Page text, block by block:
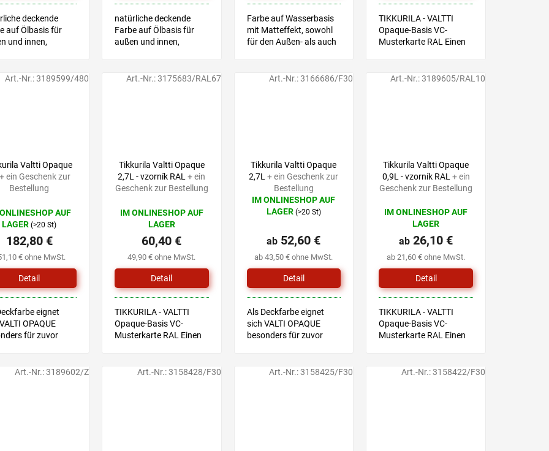
deckende
auf Ölbasis für
und innen,
natürliche deckende
Farbe auf Ölbasis für
außen und innen,
Farbe auf Wasserbasis
mit Matteffekt, sowohl
für den Außen- als auch
TIKKURILA - VALTTI
Opaque-Basis VC-
Musterkarte RAL Einen
anschließend wählen Sie
Valtti Opaque
+ ein Geschenk zur
Bestellung
AUF
LAGER(>20 St)
€ ohne MwSt.
182,80 €
Detail
eignet
OPAQUE
für zuvor
oder Beizen,
Art.-Nr.:3189599/480
Tikkurila Valtti Opaque
2,7L - vzorník RAL+ ein
Geschenk zur Bestellung
IM ONLINESHOP AUF
LAGER
49,90 € ohne MwSt.
60,40 €
Detail
TIKKURILA - VALTTI
Opaque-Basis VC-
Musterkarte RAL Einen
anschließend wählen Sie
Art.-Nr.:3175683/RAL67
Tikkurila Valtti Opaque
2,7L+ ein Geschenk zur
Bestellung
Die
durchschnittliche
Sternen.
IM ONLINESHOP AUF
LAGER (>20 St)
ab 43,50 € ohne MwSt.
ab 52,60 €
Detail
Als Deckfarbe eignet
sich VALTI OPAQUE
besonders für zuvor
Alkydfarben oder Beizen,
Art.-Nr.:3166686/F30
Tikkurila Valtti Opaque
0,9L - vzorník RAL + ein
Geschenk zur Bestellung
IM ONLINESHOP AUF
LAGER
ab 21,60 € ohne MwSt.
ab 26,10 €
Detail
TIKKURILA - VALTTI
Opaque-Basis VC-
Musterkarte RAL Einen
anschließend wählen Sie
Art.-Nr.:3189605/RAL10
Art.-Nr.:3189602/Z Art.-Nr.:3158428/F30 Art.-Nr.:3158425/F30 Art.-Nr.:3158422/F30